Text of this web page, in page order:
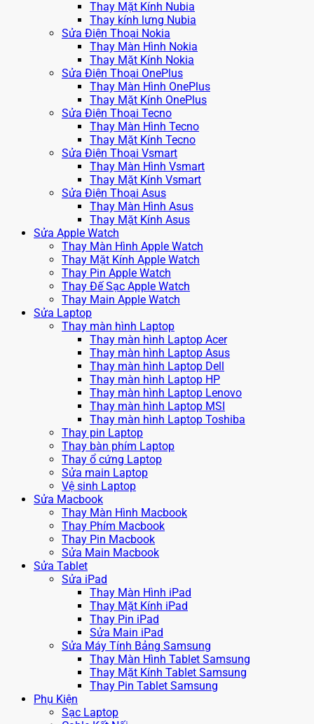
Thay Mặt Kính Nubia
Thay kính lưng Nubia
Sửa Điện Thoại Nokia
Thay Màn Hình Nokia
Thay Mặt Kính Nokia
Sửa Điện Thoại OnePlus
Thay Màn Hình OnePlus
Thay Mặt Kính OnePlus
Sửa Điện Thoại Tecno
Thay Màn Hình Tecno
Thay Mặt Kính Tecno
Sửa Điện Thoại Vsmart
Thay Màn Hình Vsmart
Thay Mặt Kính Vsmart
Sửa Điện Thoại Asus
Thay Màn Hình Asus
Thay Mặt Kính Asus
Sửa Apple Watch
Thay Màn Hình Apple Watch
Thay Mặt Kính Apple Watch
Thay Pin Apple Watch
Thay Đế Sạc Apple Watch
Thay Main Apple Watch
Sửa Laptop
Thay màn hình Laptop
Thay màn hình Laptop Acer
Thay màn hình Laptop Asus
Thay màn hình Laptop Dell
Thay màn hình Laptop HP
Thay màn hình Laptop Lenovo
Thay màn hình Laptop MSI
Thay màn hình Laptop Toshiba
Thay pin Laptop
Thay bàn phím Laptop
Thay ổ cứng Laptop
Sửa main Laptop
Vệ sinh Laptop
Sửa Macbook
Thay Màn Hình Macbook
Thay Phím Macbook
Thay Pin Macbook
Sửa Main Macbook
Sửa Tablet
Sửa iPad
Thay Màn Hình iPad
Thay Mặt Kính iPad
Thay Pin iPad
Sửa Main iPad
Sửa Máy Tính Bảng Samsung
Thay Màn Hình Tablet Samsung
Thay Mặt Kính Tablet Samsung
Thay Pin Tablet Samsung
Phụ Kiện
Sạc Laptop